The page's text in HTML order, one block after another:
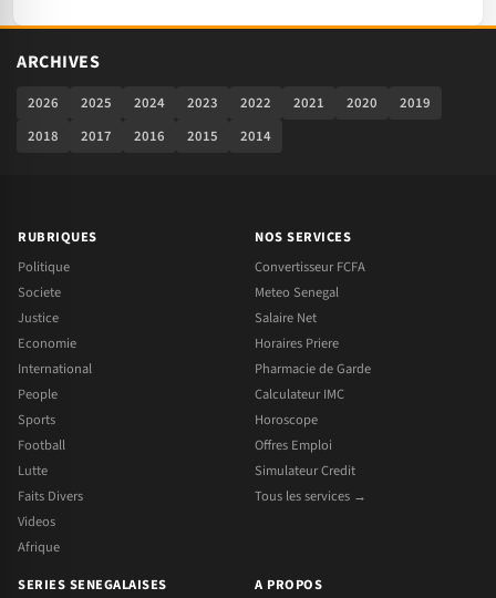
ARCHIVES
2026 2025 2024 2023 2022 2021 2020
2019
2018
2017 2016 2015 2014
RUBRIQUES
Politique
Societe
Justice
Economie
International
People
Sports
Football
Lutte
Faits Divers
Videos
Afrique
NOS SERVICES
Convertisseur FCFA
Meteo Senegal
Salaire Net
Horaires Priere
Pharmacie de Garde
Calculateur IMC
Horoscope
Offres Emploi
Simulateur Credit
Tous les services →
SERIES SENEGALAISES
A PROPOS